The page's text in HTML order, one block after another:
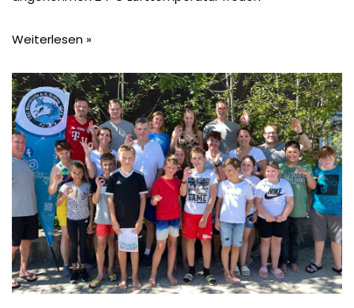
Weiterlesen »